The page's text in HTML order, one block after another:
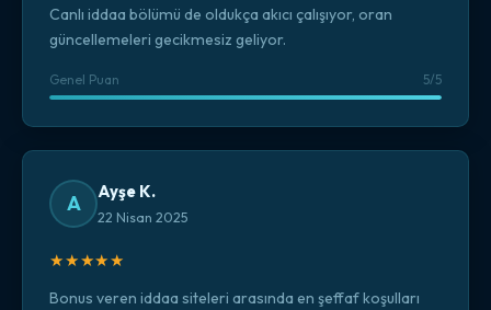
Canlı iddaa bölümü de oldukça akıcı çalışıyor, oran
güncellemeleri gecikmesiz geliyor.
Genel Puan 5/5
A Ayşe K.
22 Nisan 2025
★★★★★
Bonus veren iddaa siteleri arasında en şeffaf koşulları